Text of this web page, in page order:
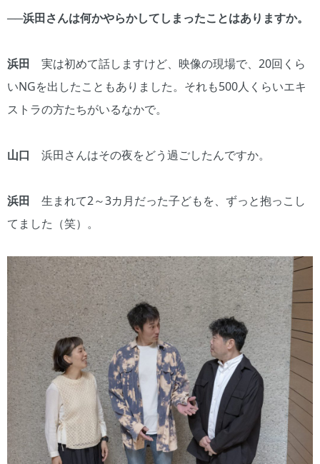
──浜田さんは何かやらかしてしまったことはありますか。
浜田 実は初めて話しますけど、映像の現場で、20回くら
いNGを出したこともありました。それも500人くらいエキ
ストラの方たちがいるなかで。
山口 浜田さんはその夜をどう過ごしたんですか。
浜田 生まれて2～3カ月だった子どもを、ずっと抱っこし
てました（笑）。